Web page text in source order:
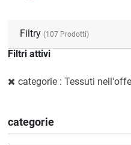
Filtry (107 Prodotti)
Filtri attivi
categorie : Tessuti
categorie